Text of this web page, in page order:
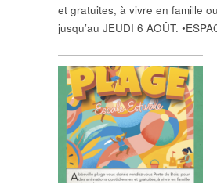
et gratuites, à vivre en famille
jusqu’au JEUDI 6 AOÛT.